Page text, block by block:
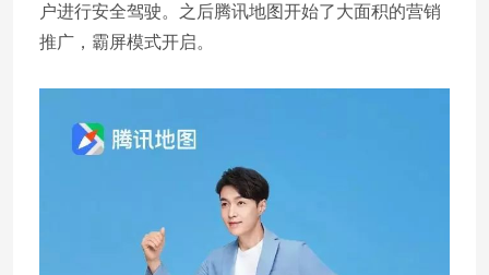
户进行安全驾驶。之后腾讯地图开始了大面积的营销
推广，霸屏模式开启。